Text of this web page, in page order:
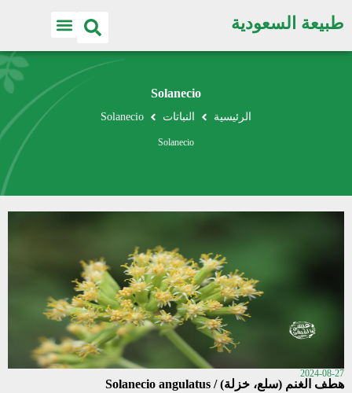
طبيعة السعودية
Solanecio
الرئيسية النباتات Solanecio
Solanecio
2024-08-27
هطف الغنم (سلع، خزلة) / Solanecio angulatus